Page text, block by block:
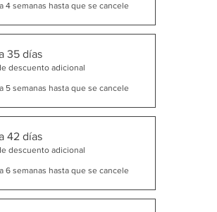
4 semanas hasta que se cancele
35 días
descuento adicional
5 semanas hasta que se cancele
42 días
descuento adicional
6 semanas hasta que se cancele